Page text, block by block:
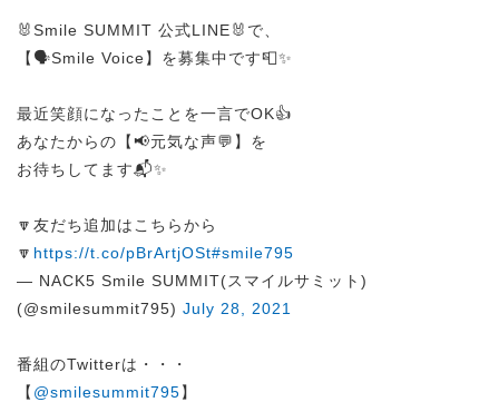
🐰Smile SUMMIT 公式LINE🐰で、
【🗣️Smile Voice】を募集中です📮✨
最近笑顔になったことを一言でOK👍
あなたからの【📢元気な声💬】を
お待ちしてます📬✨
🔽友だち追加はこちらから
🔽 https://t.co/pBrArtjOSt#smile795
— NACK5 Smile SUMMIT(スマイルサミット)
(@smilesummit795) July 28, 2021
番組のTwitterは・・・
【 @smilesummit795】